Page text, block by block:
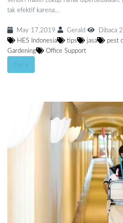
tak efektif karena…
May 17,2019 Gerald
Dibaca
HES Indonesia
tips jasa pest
Gardening
Office Support
Baca